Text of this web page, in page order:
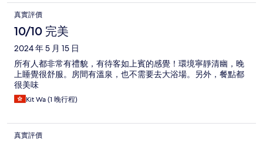
真實評價
10/10 完美
2024 年 5 月 15 日
所有人都非常有禮貌，有待客如上賓的感覺！環境寧靜清幽，晚
上睡覺很舒服。房間有溫泉，也不需要去大浴場。另外，餐點都
很美味
Kit Wa (1 晚行程)
真實評價